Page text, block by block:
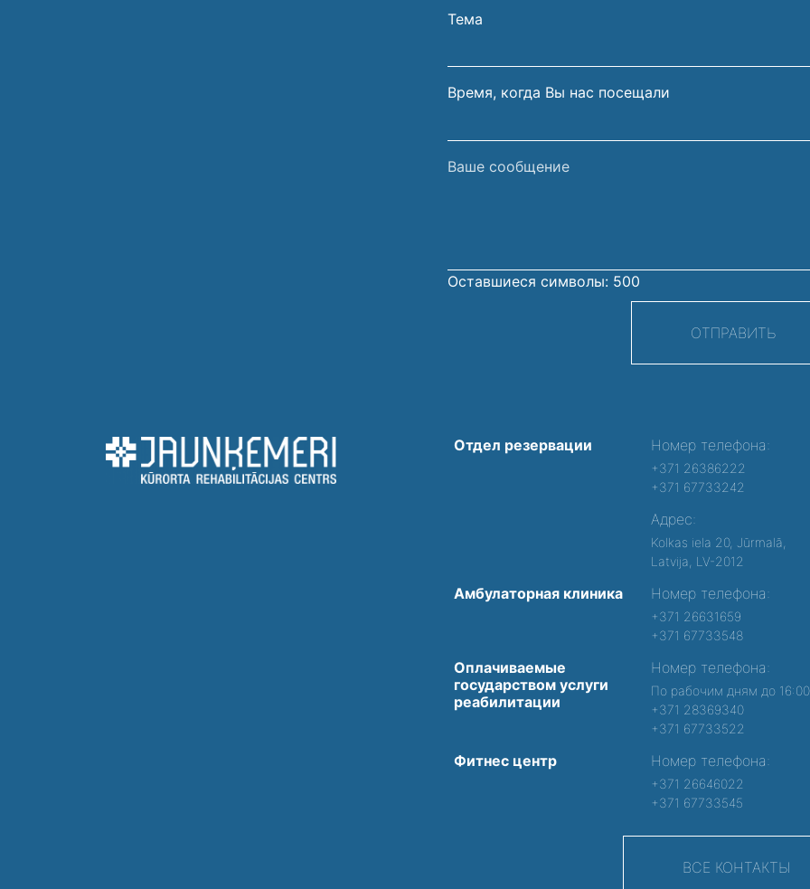
фамилия
Тема
Время, когда Вы нас посещали
Ваше
Оставшиеся символы: 500
ОТПРАВИТЬ
Отдел резервации Номер телефона:
+371 26386222
+371 67733242
Адрес:
Kolkas iela 20, Jūrmalā,
Latvija, LV-2012
Амбулаторная клиника Номер телефона:
+371 26631659
+371 67733548
Оплачиваемые
государством услуги
реабилитации
Номер телефона:
По рабочим дням до 16:00
+371 28369340
+371 67733522
Фитнес центр Номер телефона:
+371 26646022
+371 67733545
ВСЕ КОНТАКТЫ